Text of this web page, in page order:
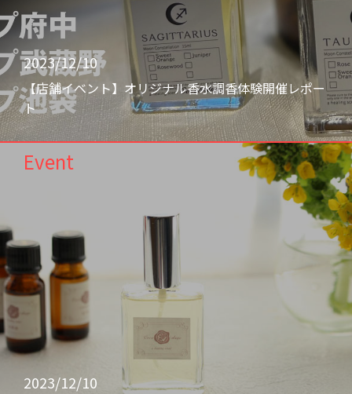
2023/12/10
【店舗イベント】オリジナル香水調香体験開催レポー
ト
Event
2023/12/10